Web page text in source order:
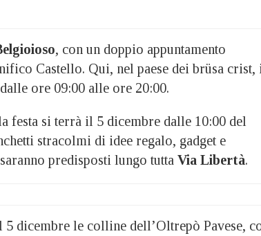
, con un doppio appuntamento
Castello. Qui, nel paese dei brüsa crist, i
ore 09:00 alle ore 20:00.
festa si terrà il 5 dicembre dalle 10:00 del
stracolmi di idee regalo, gadget e
predisposti lungo tutta Via Libertà.
dicembre le colline dell’Oltrepò Pavese,